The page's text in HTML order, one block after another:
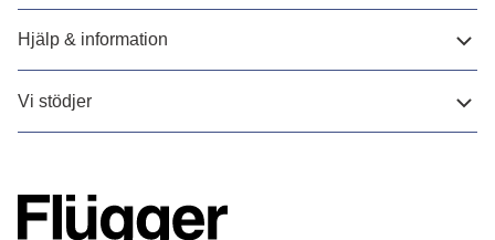
Hjälp & information
Vi stödjer